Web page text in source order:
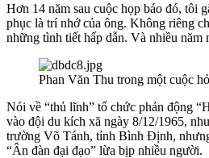
Hơn 14 năm sau cuộc họp báo đó, tôi
phục là trí nhớ của ông. Không riêng
những tình tiết hấp dẫn. Và nhiều
Phan Văn Thu trong một cuộc
Nói về “thủ lĩnh” tổ chức phản động
vào đội du kích xã ngày 8/12/1965,
trường Võ Tánh, tỉnh Bình Định,
“Ân đàn đại đạo” lừa bịp nhiều người.